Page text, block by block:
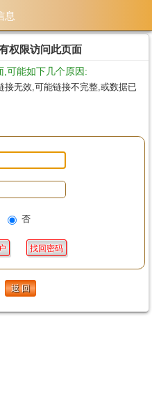
息
权限访问此页面
,可能如下几个原因:
无效,可能链接不完整,或数据已
否